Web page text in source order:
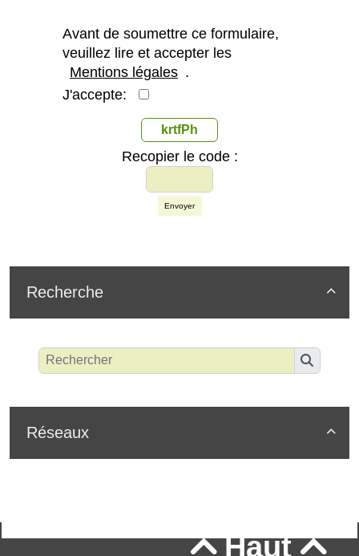
Avant de soumettre ce formulaire,
veuillez lire et accepter les
Mentions légales .
J'accepte:
krtfPh
Recopier le code :
Envoyer

Recherche

Réseaux
Haut